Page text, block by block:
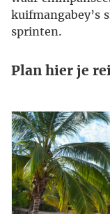
kuifmangabey’s
sprinten.
Plan hier je